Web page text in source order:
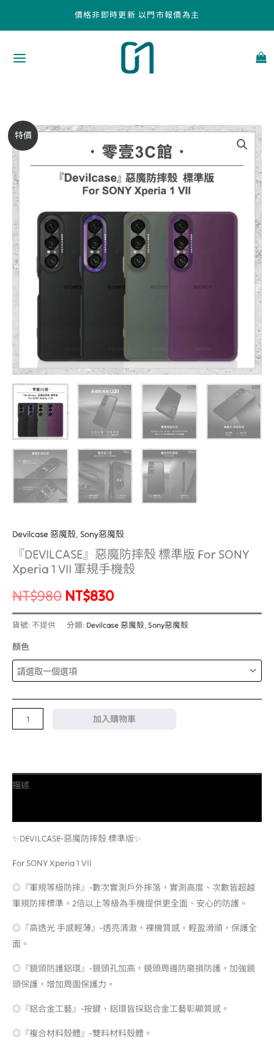
價格非即時更新 以門市報價為主
特價
Devilcase 惡魔殼, Sony惡魔殼
『DEVILCASE』惡魔防摔殼 標準版 For SONY
Xperia 1 VII 軍規手機殼
NT$980
原
始
格：
NT$980。
NT$830
目
前
價
格：
NT$830。
貨號: 不提供 分類: Devilcase 惡魔殼, Sony惡魔殼
顏色
『DEVILCASE』
惡
魔
防
摔
標
準
版
For
VII
軍
規
手
機
殼
數
量
加入購物車
描述
✨DEVILCASE-惡魔防摔殼 標準版✨
For SONY Xperia 1 VII
◎『軍規等級防摔』-數次實測戶外摔落，實測高度、次數皆超越
軍規防摔標準。2倍以上等級為手機提供更全面、安心的防護。
◎『高透光 手感輕薄』-透亮清澈，裸機質感。輕盈滑順，保護全
面。
◎『鏡頭防護鋁環』-鏡頭孔加高，鏡頭周邊防磨損防護。加強鏡
頭保護，增加周圍保護力。
◎『鋁合金工藝』-按鍵、鋁環皆採鋁合金工藝彰顯質感。
◎『複合材料殼體』-雙料材料殼體。